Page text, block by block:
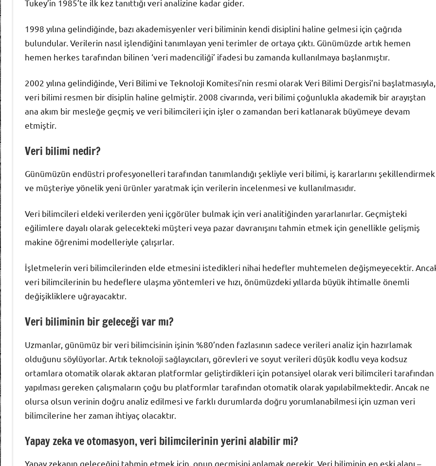
Tukey’in 1985’te ilk kez tanıttığı veri analizine kadar gider.
1998 yılına gelindiğinde, bazı akademisyenler veri biliminin kendi disiplini haline gelmesi için çağrıda
bulundular. Verilerin nasıl işlendiğini tanımlayan yeni terimler de ortaya çıktı. Günümüzde artık hemen
hemen herkes tarafından bilinen ‘veri madenciliği’ ifadesi bu zamanda kullanılmaya başlanmıştır.
2002 yılına gelindiğinde, Veri Bilimi ve Teknoloji Komitesi’nin resmi olarak Veri Bilimi Dergisi’ni başlatmasıyla,
veri bilimi resmen bir disiplin haline gelmiştir. 2008 civarında, veri bilimi çoğunlukla akademik bir arayıştan
ana akım bir mesleğe geçmiş ve veri bilimcileri için işler o zamandan beri katlanarak büyümeye devam
etmiştir.
Veri bilimi nedir?
Günümüzün endüstri profesyonelleri tarafından tanımlandığı şekliyle veri bilimi, iş kararlarını şekillendirmek
ve müşteriye yönelik yeni ürünler yaratmak için verilerin incelenmesi ve kullanılmasıdır.
Veri bilimcileri eldeki verilerden yeni içgörüler bulmak için veri analitiğinden yararlanırlar. Geçmişteki
eğilimlere dayalı olarak gelecekteki müşteri veya pazar davranışını tahmin etmek için genellikle gelişmiş
makine öğrenimi modelleriyle çalışırlar.
İşletmelerin veri bilimcilerinden elde etmesini istedikleri nihai hedefler muhtemelen değişmeyecektir.
veri bilimcilerinin bu hedeflere ulaşma yöntemleri ve hızı, önümüzdeki yıllarda büyük ihtimalle önemli
değişikliklere uğrayacaktır.
Veri biliminin bir geleceği var mı?
Uzmanlar, günümüz bir veri bilimcisinin işinin %80’nden fazlasının sadece verileri analiz için hazırlamak
olduğunu söylüyorlar. Artık teknoloji sağlayıcıları, görevleri ve soyut verileri düşük kodlu veya kodsuz
ortamlara otomatik olarak aktaran platformlar geliştirdikleri için potansiyel olarak veri bilimcileri tarafından
yapılması gereken çalışmaların çoğu bu platformlar tarafından otomatik olarak yapılabilmektedir. Ancak ne
olursa olsun verinin doğru analiz edilmesi ve farklı durumlarda doğru yorumlanabilmesi için uzman veri
bilimcilerine her zaman ihtiyaç olacaktır.
Yapay zeka ve otomasyon, veri bilimcilerinin yerini alabilir mi?
Yapay zekanın geleceğini tahmin etmek için, onun geçmişini anlamak gerekir. Veri biliminin en eski alanı –